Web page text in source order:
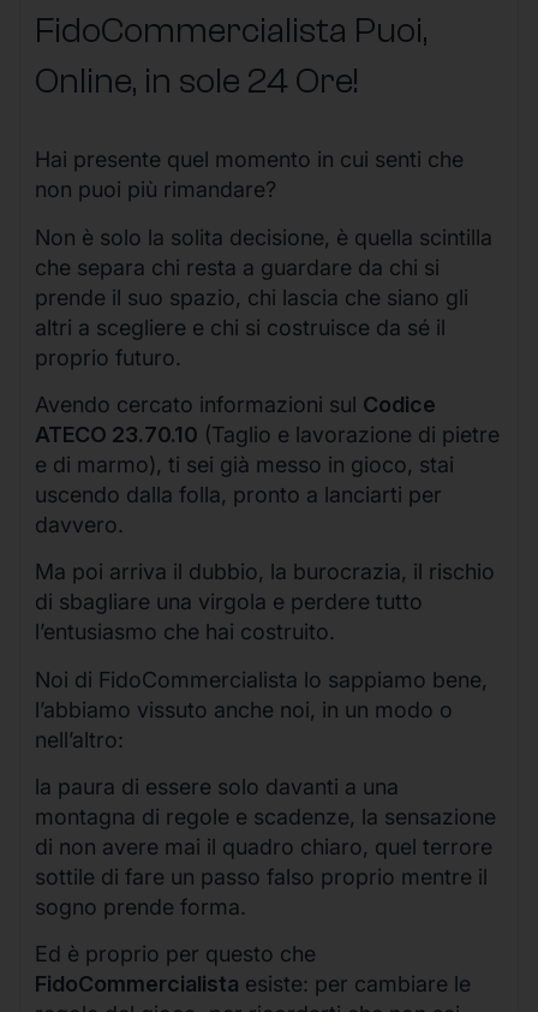
FidoCommercialista Puoi,
Online, in sole 24 Ore!
Hai presente quel momento in cui senti che
non puoi più rimandare?
Non è solo la solita decisione, è quella scintilla
che separa chi resta a guardare da chi si
prende il suo spazio, chi lascia che siano gli
altri a scegliere e chi si costruisce da sé il
proprio futuro.
Avendo cercato informazioni sul Codice
ATECO 23.70.10 (Taglio e lavorazione di pietre
e di marmo), ti sei già messo in gioco, stai
uscendo dalla folla, pronto a lanciarti per
davvero.
Ma poi arriva il dubbio, la burocrazia, il rischio
di sbagliare una virgola e perdere tutto
l’entusiasmo che hai costruito.
Noi di FidoCommercialista lo sappiamo bene,
l’abbiamo vissuto anche noi, in un modo o
nell’altro:
la paura di essere solo davanti a una
montagna di regole e scadenze, la sensazione
di non avere mai il quadro chiaro, quel terrore
sottile di fare un passo falso proprio mentre il
sogno prende forma.
Ed è proprio per questo che
FidoCommercialista esiste: per cambiare le